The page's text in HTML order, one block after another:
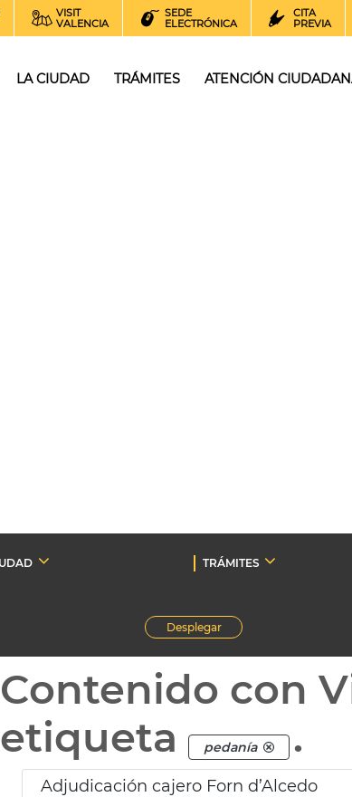
VISIT
VALENCIA
SEDE
ELECTRÓNICA
CITA
PREVIA
LA CIUDAD TRÁMITES ATENCIÓN
TRÁMITES
Desplegar
Contenido con
etiqueta
pedanía .
Adjudicación cajero Forn d’Alcedo